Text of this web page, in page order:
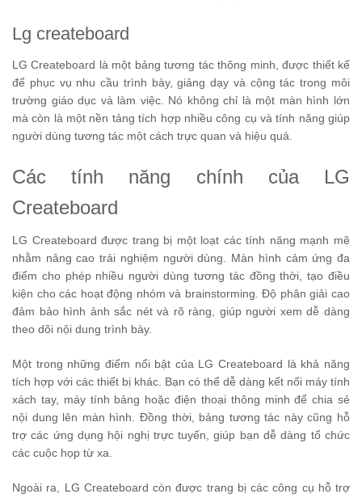
Lg createboard
LG Createboard là một bảng tương tác thông minh, được thiết kế
để phục vụ nhu cầu trình bày, giảng dạy và cộng tác trong môi
trường giáo dục và làm việc. Nó không chỉ là một màn hình lớn
mà còn là một nền tảng tích hợp nhiều công cụ và tính năng giúp
người dùng tương tác một cách trực quan và hiệu quả.
Các tính năng chính của LG
Createboard
LG Createboard được trang bị một loạt các tính năng mạnh mẽ
nhằm nâng cao trải nghiệm người dùng. Màn hình cảm ứng đa
điểm cho phép nhiều người dùng tương tác đồng thời, tạo điều
kiện cho các hoạt động nhóm và brainstorming. Độ phân giải cao
đảm bảo hình ảnh sắc nét và rõ ràng, giúp người xem dễ dàng
theo dõi nội dung trình bày.
Một trong những điểm nổi bật của LG Createboard là khả năng
tích hợp với các thiết bị khác. Bạn có thể dễ dàng kết nối máy tính
xách tay, máy tính bảng hoặc điện thoại thông minh để chia sẻ
nội dung lên màn hình. Đồng thời, bảng tương tác này cũng hỗ
trợ các ứng dụng hội nghị trực tuyến, giúp bạn dễ dàng tổ chức
các cuộc họp từ xa.
Ngoài ra, LG Createboard còn được trang bị các công cụ hỗ trợ